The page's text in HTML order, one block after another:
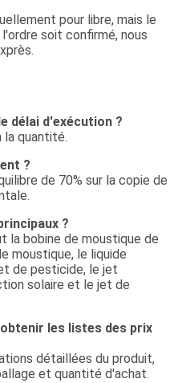
pour libre, mais le
soit confirmé, nous
délai d'exécution ?
la quantité.
?
de 70% sur la copie de
?
la bobine de moustique de
moustique, le liquide
de pesticide, le jet
solaire et le jet de
les listes des prix
détaillées du produit,
et quantité d'achat.